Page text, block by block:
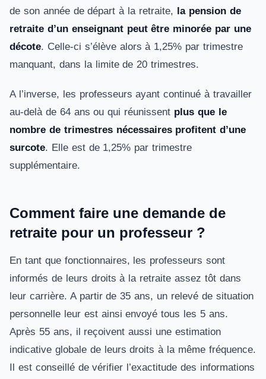
de son année de départ à la retraite, la pension de
retraite d’un enseignant peut être minorée par une
décote. Celle-ci s’élève alors à 1,25% par trimestre
manquant, dans la limite de 20 trimestres.
A l’inverse, les professeurs ayant continué à travailler
au-delà de 64 ans ou qui réunissent plus que le
nombre de trimestres nécessaires profitent d’une
surcote. Elle est de 1,25% par trimestre
supplémentaire.
Comment faire une demande de
retraite pour un professeur ?
En tant que fonctionnaires, les professeurs sont
informés de leurs droits à la retraite assez tôt dans
leur carrière. A partir de 35 ans, un relevé de situation
personnelle leur est ainsi envoyé tous les 5 ans.
Après 55 ans, il reçoivent aussi une estimation
indicative globale de leurs droits à la même fréquence.
Il est conseillé de vérifier l’exactitude des informations